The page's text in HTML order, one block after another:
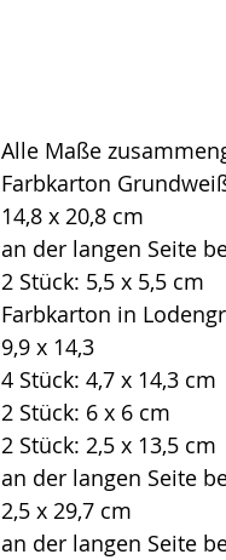
Alle Maße
Farbkarton
14,8 x 20,8 cm
an der langen Seite
2 Stück: 5,5 x 5,5 cm
Farbkarton in
9,9 x 14,3
4 Stück: 4,7 x 14,3 cm
2 Stück: 6 x 6 cm
2 Stück: 2,5 x 13,5 cm
an der langen Seite
2,5 x 29,7 cm
an der langen Seite